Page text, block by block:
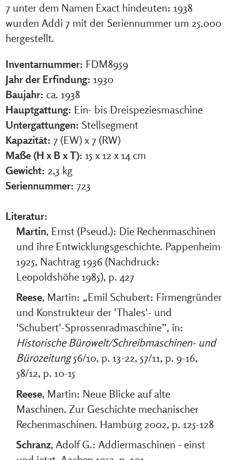
7 unter dem Namen Exact hindeuten: 1938
wurden Addi 7 mit der Seriennummer um 25.000
hergestellt.
Inventarnummer: FDM8959
Jahr der Erfindung: 1930
Baujahr: ca. 1938
Hauptgattung: Ein- bis Dreispeziesmaschine
Untergattungen: Stellsegment
Kapazität: 7 (EW) x 7 (RW)
Maße (H x B x T): 15 x 12 x 14 cm
Gewicht: 2,3 kg
Seriennummer: 723
Literatur:
Martin, Ernst (Pseud.): Die Rechenmaschinen
und ihre Entwicklungsgeschichte. Pappenheim
1925, Nachtrag 1936 (Nachdruck:
Leopoldshöhe 1985), p. 427
Reese, Martin: „Emil Schubert: Firmengründer
und Konstrukteur der 'Thales'- und
'Schubert'-Sprossenradmaschine”, in:
Historische Bürowelt/Schreibmaschinen- und
Bürozeitung56/10, p. 13-22, 57/11, p. 9-16,
58/12, p. 10-15
Reese, Martin: Neue Blicke auf alte
Maschinen. Zur Geschichte mechanischer
Rechenmaschinen. Hamburg 2002, p. 125-128
Schranz, Adolf G.: Addiermaschinen - einst